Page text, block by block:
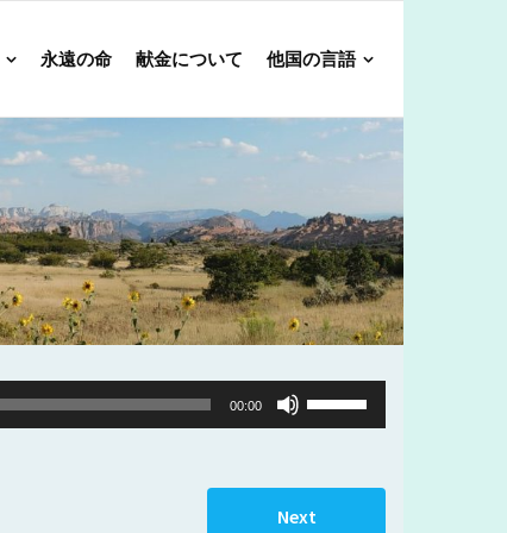
永遠の命 献金について 他国の言語
00:00
Use
Up/Down
to
Next